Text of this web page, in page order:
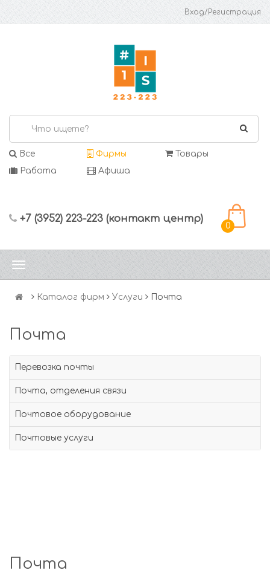
Вход/Регистрация
Все Фирмы
Товары
Работа
Афиша
+7 (3952) 223-223 (контакт центр)
0
Каталог фирм Услуги Почта
Почта
Перевозка почты
Почта, отделения связи
Почтовое оборудование
Почтовые услуги
Почта